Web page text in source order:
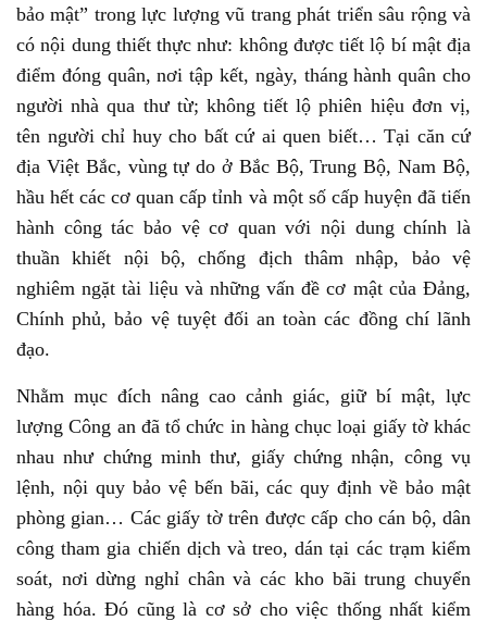
bảo mật” trong lực lượng vũ trang phát triển sâu rộng và
có nội dung thiết thực như: không được tiết lộ bí mật địa
điểm đóng quân, nơi tập kết, ngày, tháng hành quân cho
người nhà qua thư từ; không tiết lộ phiên hiệu đơn vị,
tên người chỉ huy cho bất cứ ai quen biết… Tại căn cứ
địa Việt Bắc, vùng tự do ở Bắc Bộ, Trung Bộ, Nam Bộ,
hầu hết các cơ quan cấp tỉnh và một số cấp huyện đã tiến
hành công tác bảo vệ cơ quan với nội dung chính là
thuần khiết nội bộ, chống địch thâm nhập, bảo vệ
nghiêm ngặt tài liệu và những vấn đề cơ mật của Đảng,
Chính phủ, bảo vệ tuyệt đối an toàn các đồng chí lãnh
đạo.
Nhằm mục đích nâng cao cảnh giác, giữ bí mật, lực
lượng Công an đã tổ chức in hàng chục loại giấy tờ khác
nhau như chứng minh thư, giấy chứng nhận, công vụ
lệnh, nội quy bảo vệ bến bãi, các quy định về bảo mật
phòng gian… Các giấy tờ trên được cấp cho cán bộ, dân
công tham gia chiến dịch và treo, dán tại các trạm kiểm
soát, nơi dừng nghỉ chân và các kho bãi trung chuyển
hàng hóa. Đó cũng là cơ sở cho việc thống nhất kiểm